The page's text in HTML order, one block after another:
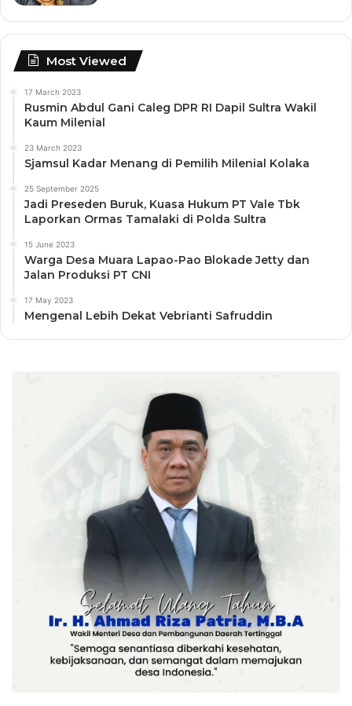
Most Viewed
17 March 2023
Rusmin Abdul Gani Caleg DPR RI Dapil Sultra Wakil
Kaum Milenial
23 March 2023
Sjamsul Kadar Menang di Pemilih Milenial Kolaka
25 September 2025
Jadi Preseden Buruk, Kuasa Hukum PT Vale Tbk
Laporkan Ormas Tamalaki di Polda Sultra
15 June 2023
Warga Desa Muara Lapao-Pao Blokade Jetty dan
Jalan Produksi PT CNI
17 May 2023
Mengenal Lebih Dekat Vebrianti Safruddin